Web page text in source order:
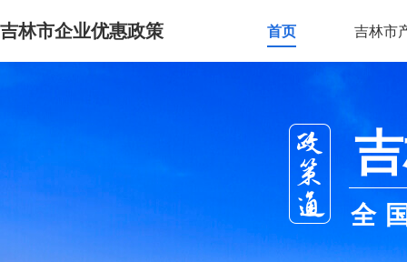
吉林市企业优惠政策 首页 吉林市
全